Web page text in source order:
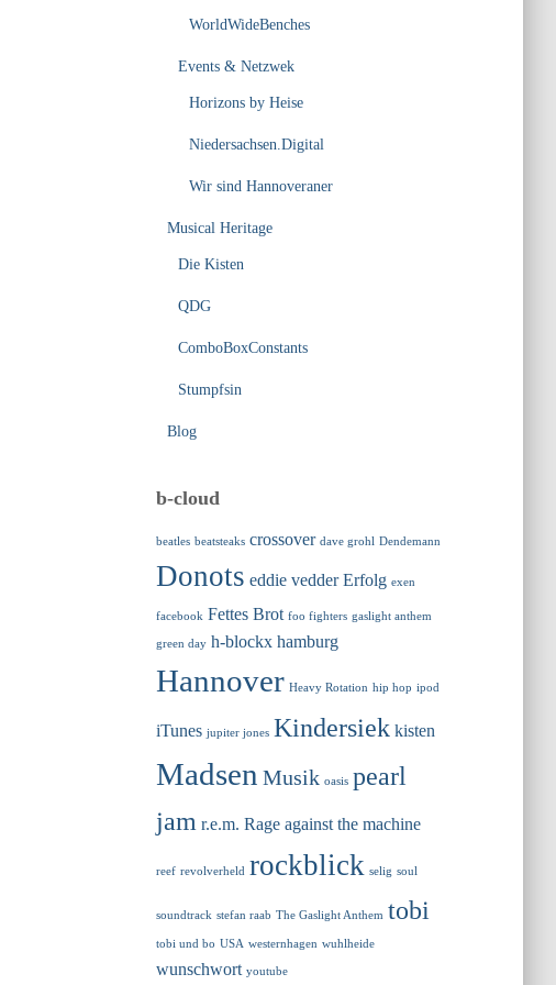
WorldWideBenches
Events & Netzwek
Horizons by Heise
Niedersachsen.Digital
Wir sind Hannoveraner
Musical Heritage
Die Kisten
QDG
ComboBoxConstants
Stumpfsin
Blog
b-cloud
beatles beatsteaks crossover dave grohl Dendemann
Donots eddie vedder Erfolg exen
facebook Fettes Brot foo fighters gaslight anthem
green day h-blockx hamburg
Hannover Heavy Rotation hip hop ipod
iTunes jupiter jones Kindersiek kisten
Madsen Musik oasis pearl
jam r.e.m. Rage against the machine
reef revolverheld rockblick selig soul
soundtrack stefan raab The Gaslight Anthem tobi
tobi und bo USA westernhagen wuhlheide
wunschwort youtube